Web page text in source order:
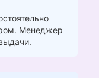
Менеджер